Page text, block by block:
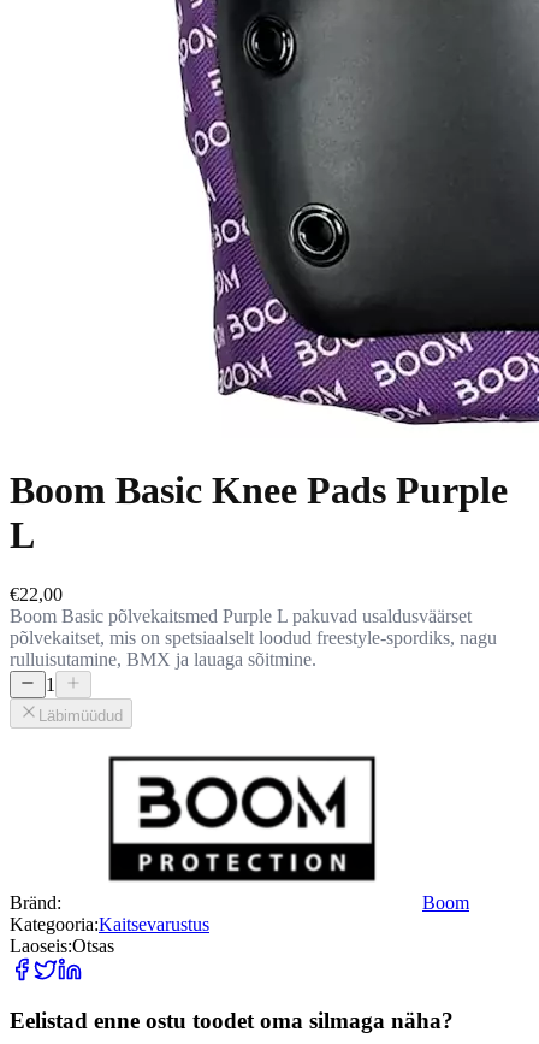
Boom Basic Knee Pads Purple
L
€22,00
Boom Basic põlvekaitsmed Purple L pakuvad usaldusväärset
põlvekaitset, mis on spetsiaalselt loodud freestyle-spordiks, nagu
rulluisutamine, BMX ja lauaga sõitmine.
1
Läbimüüdud
Bränd:
Boom
Kategooria:Kaitsevarustus
Laoseis:Otsas
Eelistad enne ostu toodet oma silmaga näha?